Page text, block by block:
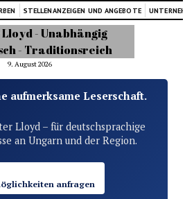
STELLENANZEIGEN UND ANGEBOTE
9. August 2026
aufmerksame Leserschaft.
Lloyd – für deutschsprachige
an Ungarn und der Region.
anfragen